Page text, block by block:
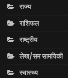
राज्य
राशिफल
राष्ट्रीय
लेख/सम सामयिकी
स्वास्थ्य